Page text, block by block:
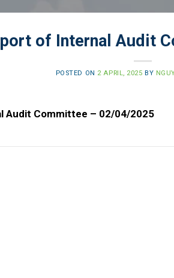
of Internal Audit
POSTED ON 2 APRIL, 2025 BY
Audit Committee – 02/04/2025